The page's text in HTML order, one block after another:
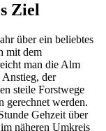
Ziel
über ein beliebtes
mit dem
man die Alm
der
steile Forstwege
gerechnet werden.
Gehzeit über
näheren Umkreis